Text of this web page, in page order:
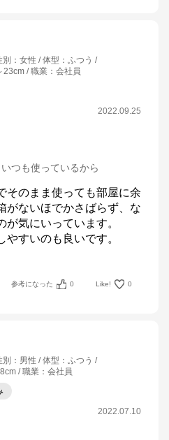
別 ： 女性 体型 ： ふつう
23cm 職業 ： 会社員
2022.09.25
いつも使っているから
そのまま使っても部屋に余
がないほでかさばらず、な
が気にいっています。
すいのも良いです。
参考になった 0 Like! 0
別 ： 男性 体型 ： ふつう
職業 ： 会社員
2022.07.10